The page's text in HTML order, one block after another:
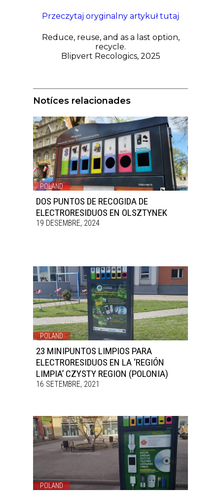
Przeczytaj oryginalny artykuł tutaj
Reduce, reuse, and as a last option,
recycle.
Blipvert Recologics, 2025
Notíces relacionades
POLAND
DOS PUNTOS DE RECOGIDA DE
ELECTRORESIDUOS EN OLSZTYNEK
19 DESEMBRE, 2024
POLAND
23 MINIPUNTOS LIMPIOS PARA
ELECTRORESIDUOS EN LA ‘REGIÓN
LIMPIA’ CZYSTY REGION (POLONIA)
16 SETEMBRE, 2021
POLAND